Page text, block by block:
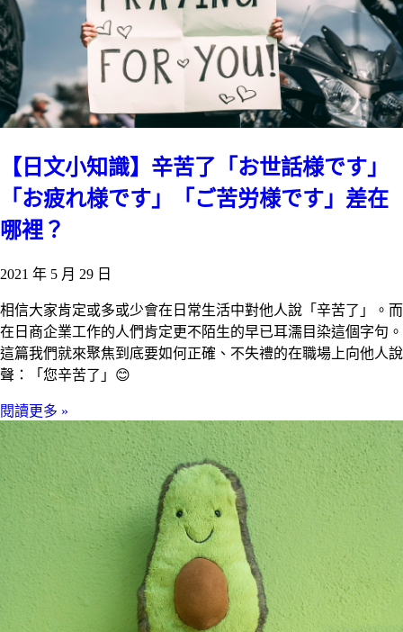
【日文小知識】辛苦了「お世話様です」
「お疲れ様です」「ご苦労様です」差在
哪裡？
2021 年 5 月 29 日
相信大家肯定或多或少會在日常生活中對他人說「辛苦了」。而
在日商企業工作的人們肯定更不陌生的早已耳濡目染這個字句。
這篇我們就來聚焦到底要如何正確、不失禮的在職場上向他人說
聲：「您辛苦了」😊
閱讀更多 »